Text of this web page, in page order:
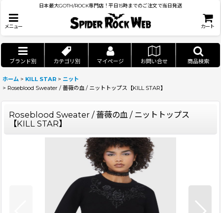
日本最大GOTH/ROCK専門店！平日15時までのご注文で当日発送
メニュー カート
ブランド別 カテゴリ別 マイページ お問い合せ 商品検索
ホーム > KILL STAR > ニット
> Roseblood Sweater / 薔薇の血 / ニットトップス【KILL STAR】
Roseblood Sweater / 薔薇の血 / ニットトップス
【KILL STAR】